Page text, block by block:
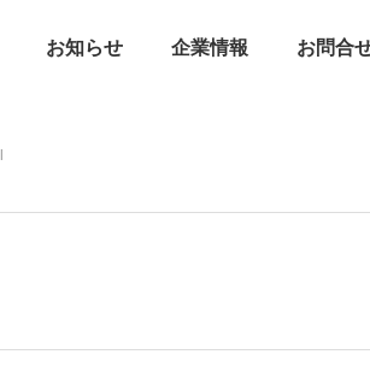
お知らせ 企業情報 お問合